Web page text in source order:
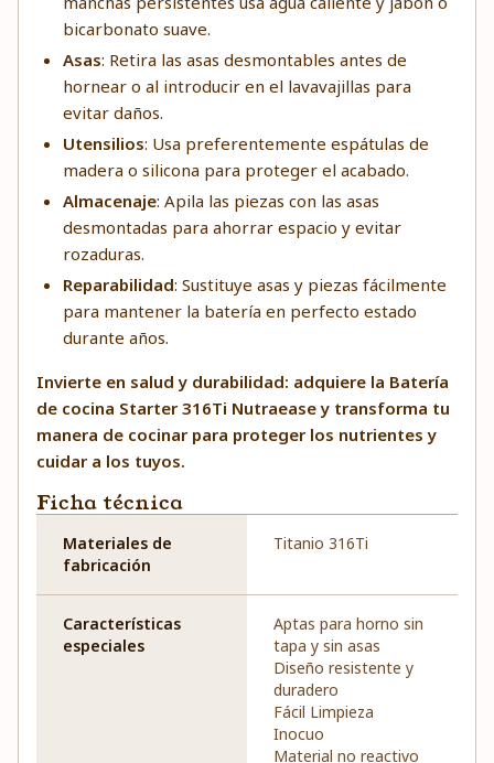
bicarbonato suave.
Asas: Retira las asas desmontables antes de
hornear o al introducir en el lavavajillas para
evitar daños.
Utensilios: Usa preferentemente espátulas de
madera o silicona para proteger el acabado.
Almacenaje: Apila las piezas con las asas
desmontadas para ahorrar espacio y evitar
rozaduras.
Reparabilidad: Sustituye asas y piezas fácilmente
para mantener la batería en perfecto estado
durante años.
Invierte en salud y durabilidad: adquiere la Batería
de cocina Starter 316Ti Nutraease y transforma tu
manera de cocinar para proteger los nutrientes y
cuidar a los tuyos.
Ficha técnica
Materiales de
fabricación
Titanio 316Ti
Características
especiales
Aptas para horno sin
tapa y sin asas
Diseño resistente y
duradero
Fácil Limpieza
Inocuo
Material no reactivo